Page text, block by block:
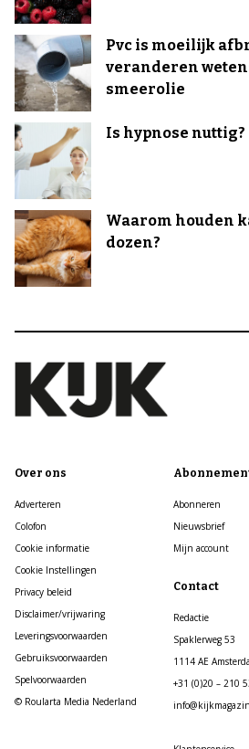
Pvc is moeilijk
veranderen
smeerolie
Is hypnose nuttig?
Waarom houden
dozen?
Over ons
Adverteren
Colofon
Cookie informatie
Cookie Instellingen
Privacy beleid
Disclaimer/vrijwaring
Leveringsvoorwaarden
Gebruiksvoorwaarden
Spelvoorwaarden
© Roularta Media Nederland
Abonneren
Nieuwsbrief
Mijn account
Contact
Redactie
Spaklerweg 53
1114 AE
+31 (0)20 – 210